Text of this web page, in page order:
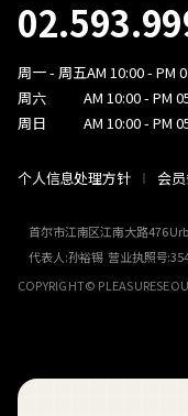
周一 - 周五AM 10:00 - PM
周六
AM 10:00 - PM
周日
AM 10:00 - PM
个人信息处理方针 会
首尔市江南区江南大路476
代表人:孙裕锡 营业执照号
COPYRIGHT©